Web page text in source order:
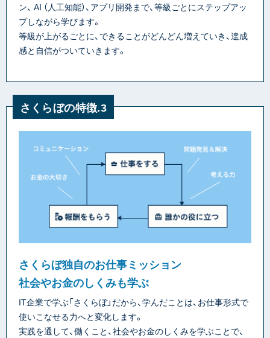
ン、 AI （人工知能）、アプリ開発まで、等級ごとにステップアッ
プしながら学びます。
等級が上がるごとに、できることがどんどん増えていき、達成
感と自信がついていきます。
さくらぼの特徴.3
さくらぼ独自のお仕事ミッション
社会やお金のしくみも学ぶ
IT企業で学ぶ「さくらぼ」だから、学んだことは、お仕事形式で
使いこなせる力へと変化します。
実践を通して、働くこと、社会やお金のしくみを学ぶことで、